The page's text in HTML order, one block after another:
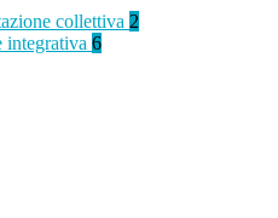
collettiva 2
integrativa 6